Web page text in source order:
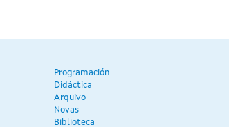
Programación
Didáctica
Arquivo
Novas
Biblioteca